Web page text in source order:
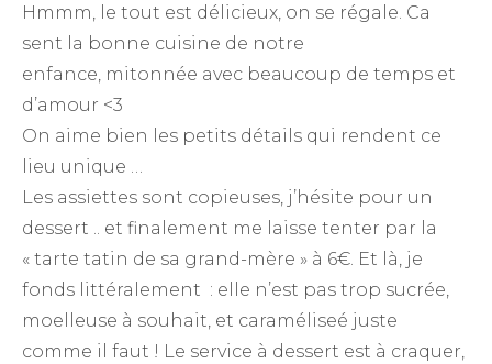
Hmmm, le tout est délicieux, on se régale. Ca
sent la bonne cuisine de notre
enfance, mitonnée avec beaucoup de temps et
d’amour <3
On aime bien les petits détails qui rendent ce
lieu unique …
Les assiettes sont copieuses, j’hésite pour un
dessert .. et finalement me laisse tenter par la
« tarte tatin de sa grand-mère » à 6€. Et là, je
fonds littéralement : elle n’est pas trop sucrée,
moelleuse à souhait, et caraméliseé juste
comme il faut ! Le service à dessert est à craquer,